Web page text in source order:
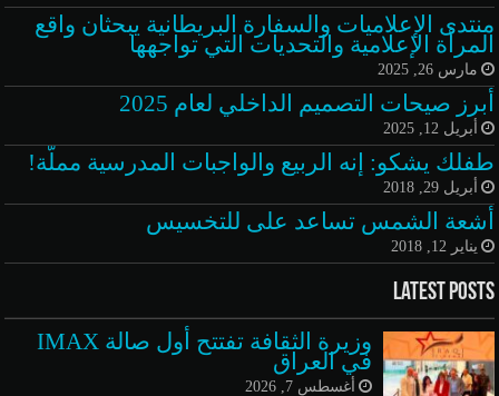
منتدى الإعلاميات والسفارة البريطانية يبحثان واقع
المرأة الإعلامية والتحديات التي تواجهها
مارس 26, 2025
أبرز صيحات التصميم الداخلي لعام 2025
أبريل 12, 2025
طفلك يشكو: إنه الربيع والواجبات المدرسية مملّة!
أبريل 29, 2018
أشعة الشمس تساعد على للتخسيس
يناير 12, 2018
Latest Posts
وزيرة الثقافة تفتتح أول صالة IMAX
في العراق
أغسطس 7, 2026